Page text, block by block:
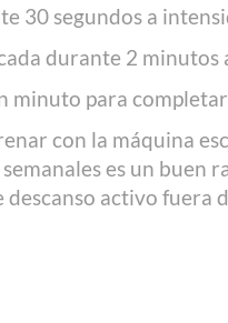
30 segundos a
durante 2 minutos
minuto para
con la máquina
es un buen
activo fuera